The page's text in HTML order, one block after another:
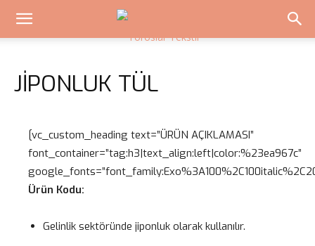
JIPONLUK TÜL
[vc_custom_heading text=”ÜRÜN AÇIKLAMASI”
font_container=”tag:h3|text_align:left|color:%23ea967c”
Ürün Kodu:
Gelinlik sektöründe jiponluk olarak kullanılır.